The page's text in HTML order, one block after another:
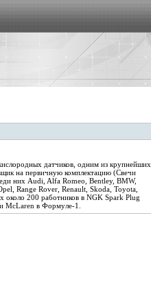
датчиков, одним из крупнейших
на первичную комплектацию (Свечи
них Audi, Alfa Romeo, Bentley, BMW,
Range Rover, Renault, Skoda, Toyota,
около 200 работников в NGK Spark Plug
McLaren в Формуле-1.